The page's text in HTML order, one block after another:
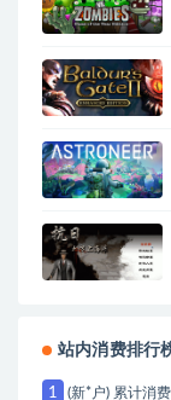
站内消费排行
1 (新*户) 累计消费